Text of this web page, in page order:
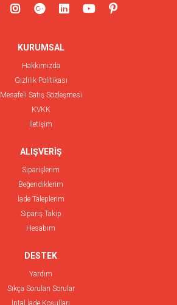
KURUMSAL
Hakkımızda
Gizlilik Politikası
Mesafeli Satış Sözleşmesi
KVKK
İletişim
ALIŞVERİŞ
Siparişlerim
Beğendiklerim
İade Taleplerim
Sipariş Takip
Hesabım
DESTEK
Yardım
Sıkça Sorulan Sorular
İptal İade Koşulları